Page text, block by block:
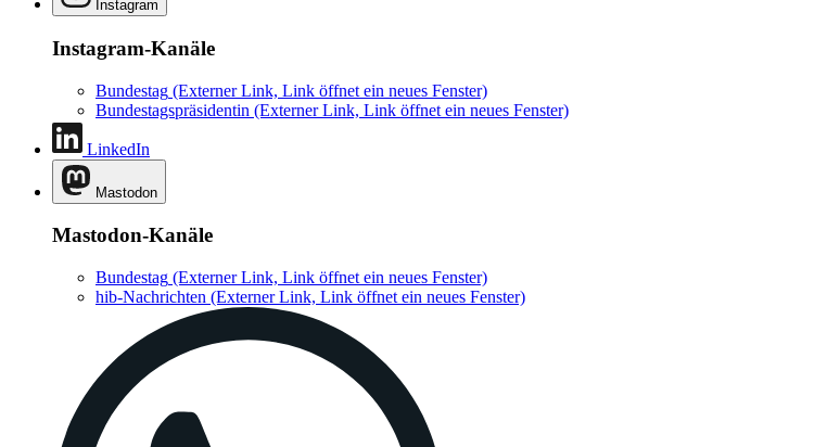
Instagram
Instagram-Kanäle
Bundestag (Externer Link, Link öffnet ein neues Fenster)
Bundestagspräsidentin (Externer Link, Link öffnet ein neues Fenster)
LinkedIn
Mastodon
Mastodon-Kanäle
Bundestag (Externer Link, Link öffnet ein neues Fenster)
hib-Nachrichten (Externer Link, Link öffnet ein neues Fenster)